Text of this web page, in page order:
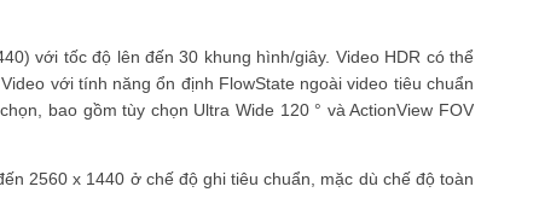
với tốc độ lên đến 30 khung hình/giây. Video HDR có thể
với tính năng ổn định FlowState ngoài video tiêu chuẩn
bao gồm tùy chọn Ultra Wide 120 ° và ActionView FOV
2560 x 1440 ở chế độ ghi tiêu chuẩn, mặc dù chế độ toàn